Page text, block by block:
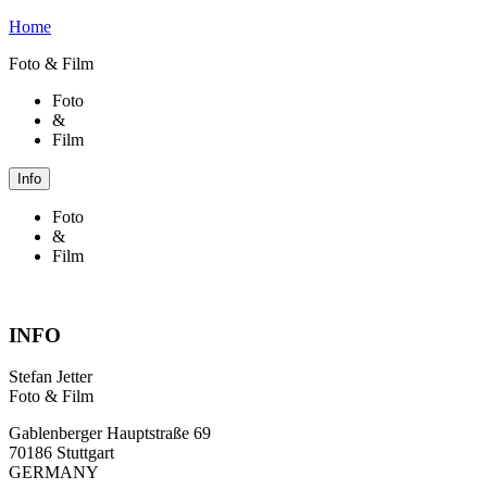
Home
Foto & Film
Foto
&
Film
Info
Foto
&
Film
INFO
Stefan Jetter
Foto & Film
Gablenberger Hauptstraße 69
70186 Stuttgart
GERMANY